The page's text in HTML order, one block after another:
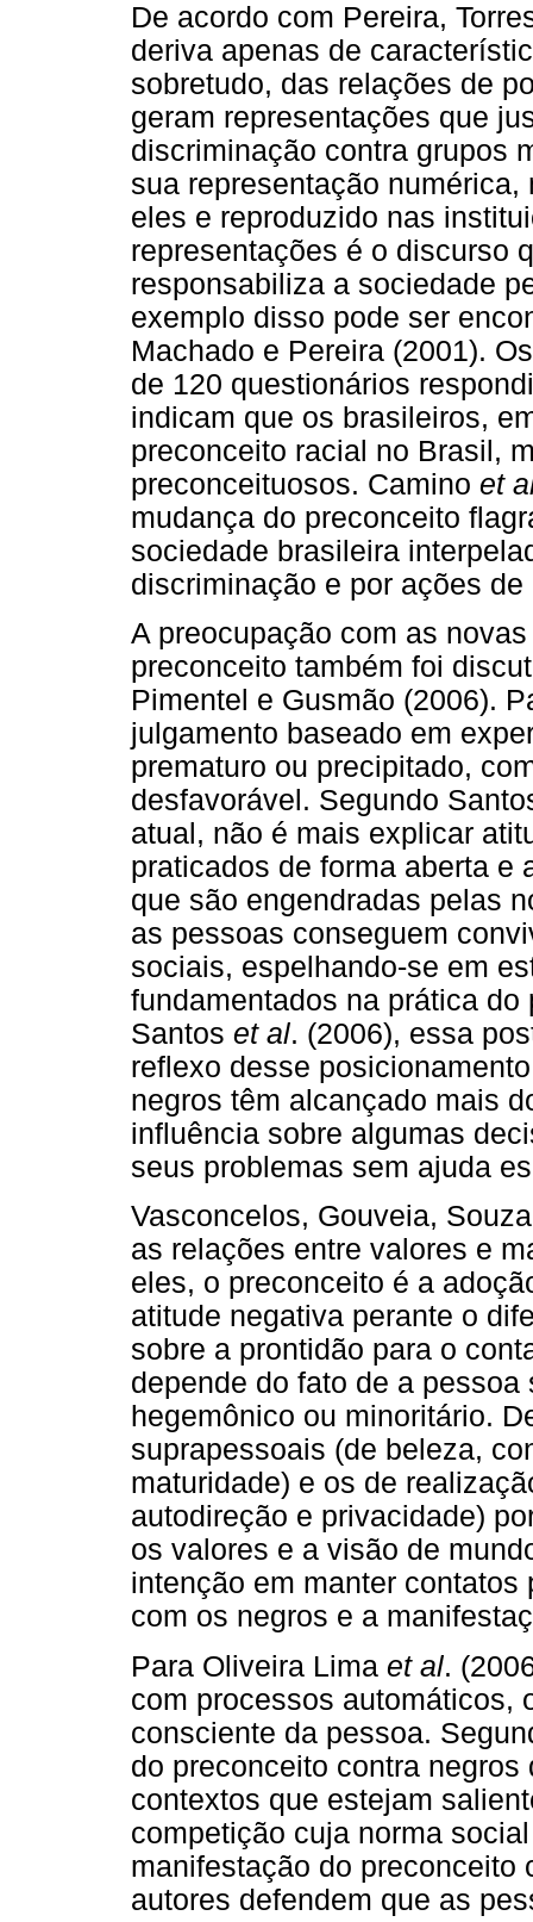
De acordo com Pereira,
deriva apenas de
sobretudo, das relações de
geram representações que
discriminação contra grupos
sua representação
eles e reproduzido nas
representações é o discurso
responsabiliza a sociedade
exemplo disso pode ser
Machado e Pereira (2001).
de 120 questionários
indicam que os brasileiros,
preconceito racial no Brasil,
preconceituosos. Camino et
mudança do preconceito
sociedade brasileira
discriminação e por ações
A preocupação com as
preconceito também foi
Pimentel e Gusmão (2006).
julgamento baseado em
prematuro ou precipitado,
desfavorável. Segundo
atual, não é mais explicar
praticados de forma aberta e
que são engendradas pelas
as pessoas conseguem
sociais, espelhando-se em
fundamentados na prática
Santos et al. (2006), essa
reflexo desse
negros têm alcançado mais
influência sobre algumas
seus problemas sem ajuda
Vasconcelos, Gouveia,
as relações entre valores e
eles, o preconceito é a
atitude negativa perante o
sobre a prontidão para o
depende do fato de a
hegemônico ou minoritário.
suprapessoais (de beleza,
maturidade) e os de
autodireção e privacidade)
os valores e a visão de
intenção em manter
com os negros e a
Para Oliveira Lima et al.
com processos automáticos,
consciente da pessoa.
do preconceito contra
contextos que estejam
competição cuja norma
manifestação do preconceito
autores defendem que as